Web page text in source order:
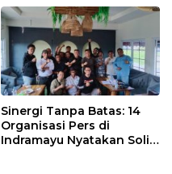
Sinergi Tanpa Batas: 14
Organisasi Pers di
Indramayu Nyatakan Solid